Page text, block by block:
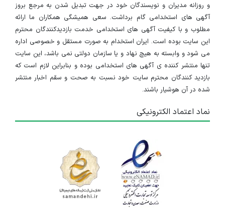
و روزانه مدیران و نویسندگان خود در جهت تبدیل شدن به مرجع بروز
آگهی های استخدامی گام برداشت. سعی همیشگی همکاران ما ارائه
مطلوب و با کیفیت آگهی های استخدامی خدمت بازدیدکنندگان محترم
این سایت بوده است. ایران استخدام به صورت مستقل و خصوصی اداره
می شود و وابسته به هیچ نهاد و یا سازمان دولتی نمی باشد، این سایت
تنها منتشر کننده ی آگهی های استخدامی بوده و بنابراین لازم است که
بازدید کنندگان محترم سایت خود نسبت به صحت و سقم اخبار منتشر
شده در آن هوشیار باشند.
نماد اعتماد الکترونیکی